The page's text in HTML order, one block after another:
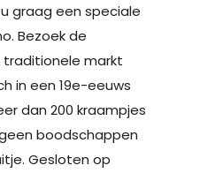
graag een speciale
Bezoek de
traditionele markt
in een 19e-eeuws
dan 200 kraampjes
boodschappen
Gesloten op